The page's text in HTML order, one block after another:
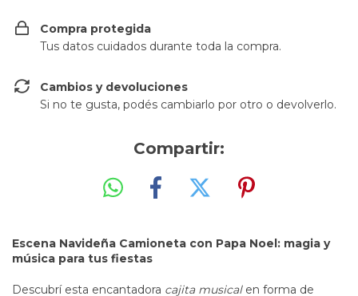
Compra protegida
Tus datos cuidados durante toda la compra.
Cambios y devoluciones
Si no te gusta, podés cambiarlo por otro o devolverlo.
Compartir:
Escena Navideña Camioneta con Papa Noel: magia y
música para tus fiestas
Descubrí esta encantadora cajita musicalen forma de